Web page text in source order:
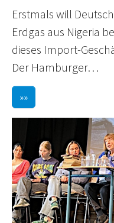
Erstmals will
Erdgas aus Nigeria
dieses Import-
Der Hamburger…
»»